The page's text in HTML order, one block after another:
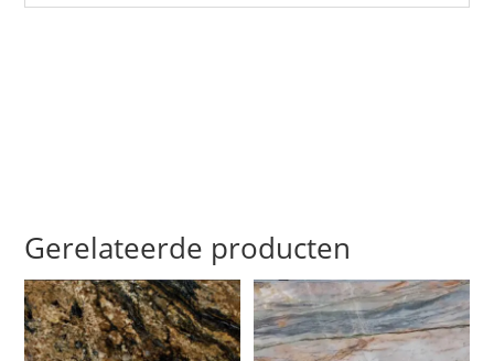
Gerelateerde producten